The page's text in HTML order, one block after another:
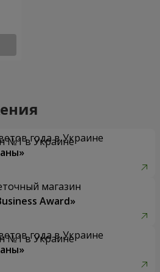
года в Украине
магазин
Award»
года в Украине